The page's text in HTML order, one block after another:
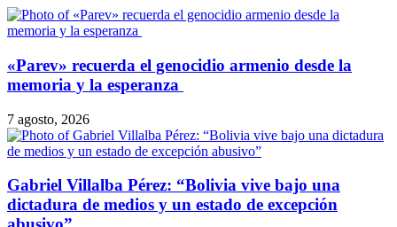
​«Parev» recuerda el genocidio armenio desde la
memoria y la esperanza
7 agosto, 2026
Gabriel Villalba Pérez: “Bolivia vive bajo una
dictadura de medios y un estado de excepción